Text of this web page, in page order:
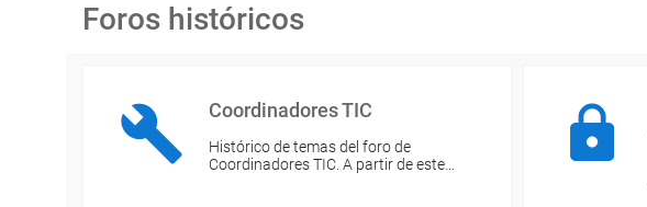
Foros históricos
Coordinadores TIC
Histórico de temas del foro de
Coordinadores TIC. A partir de este…